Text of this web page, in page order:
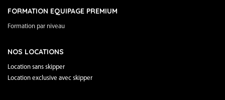
FORMATION EQUIPAGE PREMIUM
Formation par niveau
NOS LOCATIONS
Location sans skipper
Location exclusive avec skipper